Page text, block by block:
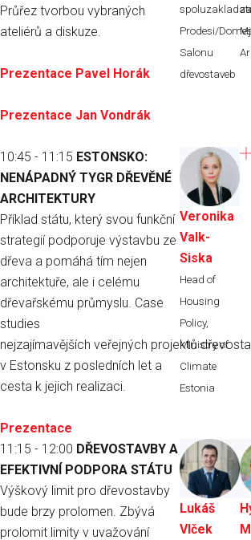
Průřez tvorbou vybraných
ateliérů a diskuze.
Prezentace Pavel Horák
Prezentace Jan Vondrák
Prodesi/
Salonu
dřevostaveb
10:45 - 11:15 ESTONSKO:
NENÁPADNÝ TYGR DŘEVĚNÉ
ARCHITEKTURY
Příklad státu, který svou funkční
strategií podporuje výstavbu ze
dřeva a pomáhá tím nejen
architektuře, ale i celému
dřevařskému průmyslu. Case
studies
nejzajímavějších veřejných projektů
v Estonsku z posledních let a
cesta k jejich realizaci.
Prezentace
Veronika
Valk-
Siska
Head of
Housing
Policy,
Ministry of
Climate
Estonia
11:15 - 12:00 DŘEVOSTAVBY A
EFEKTIVNÍ PODPORA STÁTU
Výškový limit pro dřevostavby
bude brzy prolomen. Zbývá
prolomit limity v uvažování
Lukáš
Vlček